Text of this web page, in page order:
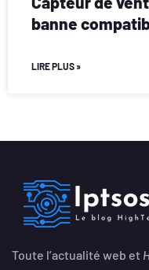
banne
LIRE PLUS »
Toute l’actualité web et